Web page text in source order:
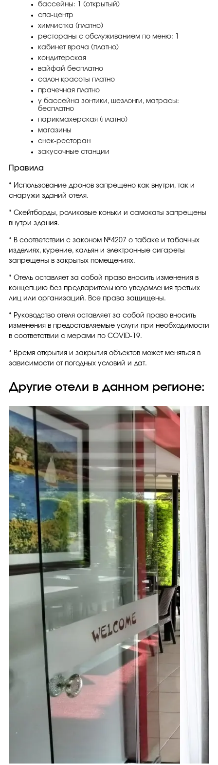
бассейны: 1 (открытый)
спа-центр
химчистка (платно)
рестораны с обслуживанием по меню: 1
кабинет врача (платно)
кондитерская
вайфай бесплатно
салон красоты платно
прачечная платно
у бассейна зонтики, шезлонги, матрасы:
бесплатно
парикмахерская (платно)
магазины
снек-ресторан
закусочные станции
Правила
* Использование дронов запрещено как внутри, так и
снаружи зданий отеля.
* Скейтборды, роликовые коньки и самокаты запрещены
внутри здания.
* В соответствии с законом №4207 о табаке и табачных
изделиях, курение, кальян и электронные сигареты
запрещены в закрытых помещениях.
* Отель оставляет за собой право вносить изменения в
концепцию без предварительного уведомления третьих
лиц или организаций. Все права защищены.
* Руководство отеля оставляет за собой право вносить
изменения в предоставляемые услуги при необходимости
в соответствии с мерами по COVID-19.
* Время открытия и закрытия объектов может меняться в
зависимости от погодных условий и дат.
Другие отели в данном регионе: